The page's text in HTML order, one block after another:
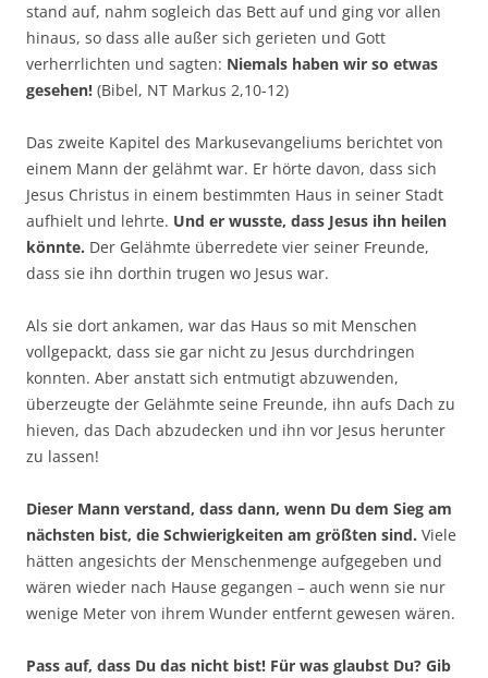
stand auf, nahm sogleich das Bett auf und ging vor allen
hinaus, so dass alle außer sich gerieten und Gott
verherrlichten und sagten: Niemals haben wir so etwas
gesehen! (Bibel, NT Markus 2,10-12)
Das zweite Kapitel des Markusevangeliums berichtet von
einem Mann der gelähmt war. Er hörte davon, dass sich
Jesus Christus in einem bestimmten Haus in seiner Stadt
aufhielt und lehrte. Und er wusste, dass Jesus ihn heilen
könnte. Der Gelähmte überredete vier seiner Freunde,
dass sie ihn dorthin trugen wo Jesus war.
Als sie dort ankamen, war das Haus so mit Menschen
vollgepackt, dass sie gar nicht zu Jesus durchdringen
konnten. Aber anstatt sich entmutigt abzuwenden,
überzeugte der Gelähmte seine Freunde, ihn aufs Dach zu
hieven, das Dach abzudecken und ihn vor Jesus herunter
zu lassen!
Dieser Mann verstand, dass dann, wenn Du dem Sieg am
nächsten bist, die Schwierigkeiten am größten sind. Viele
hätten angesichts der Menschenmenge aufgegeben und
wären wieder nach Hause gegangen – auch wenn sie nur
wenige Meter von ihrem Wunder entfernt gewesen wären.
Pass auf, dass Du das nicht bist! Für was glaubst Du? Gib